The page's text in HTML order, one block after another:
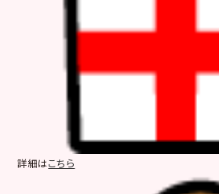
詳細はこちら